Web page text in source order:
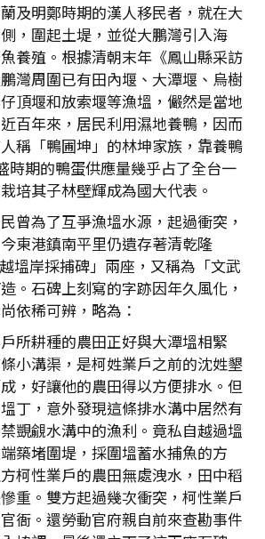
及明鄭時期的漢人移民者，就在大
，圍起土堤，並從大鵬灣引入海
養殖。根據清朝末年《鳳山縣采訪
灣周圍已有田內堰、大潭堰、烏樹
頂堰和放索堰等漁塭，儼然是當地
百年來，居民利用濕地養鴨，因而
稱「鴨圃坤」的林坤家族，靠養鴨
時期的鴨蛋供應量幾乎占了全台一
培其子林壁輝成為國大代表。
曾為了互爭漁塭水源，起過衝突，
東港鎮南平里仍遺存著清乾隆
塭岸採捕碑」兩座，又稱為「文武
。石碑上刻寫的字跡因年久風化，
依稀可辨，略為：
所耕種的農田正好與大潭塭相緊
小溝渠，是柯姓業戶之前的沈姓墾
，好讓他的農田得以方便排水。但
丁，意外發現這條排水溝中居然有
覬覦水溝中的漁利。竟私自越過塭
築堵圍堤，採圍塭蓄水捕魚的方
柯性業戶的農田無處洩水，田中稻
重。雙方起過幾次衝突，柯性業戶
衙。還勞動官府親自前來查勘事件